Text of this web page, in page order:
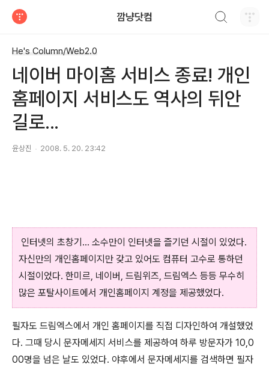
깜냥닷컴
He's Column/Web2.0
네이버 마이홈 서비스 종료! 개인
홈페이지 서비스도 역사의 뒤안
길로...
윤상진 2008. 5. 20. 23:42
인터넷의 초창기... 소수만이 인터넷을 즐기던 시절이 있었다.
자신만의 개인홈페이지만 갖고 있어도 컴퓨터 고수로 통하던
시절이었다. 한미르, 네이버, 드림위즈, 드림엑스 등등 무수히
많은 포탈사이트에서 개인홈페이지 계정을 제공했었다.
필자도 드림엑스에서 개인 홈페이지를 직접 디자인하여 개설했었
다. 그때 당시 문자메세지 서비스를 제공하여 하루 방문자가 10,0
00명을 넘은 날도 있었다. 야후에서 문자메세지를 검색하면 필자